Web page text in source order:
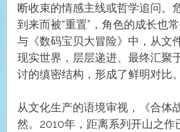
断收束的情感主线或哲学追问。
到来而被“重置”，角色的成长也
与《数码宝贝大冒险》中，从文
现实世界，层层递进、最终汇聚
讨的缜密结构，形成了鲜明对比。
从文化生产的语境审视，《合体
然。2010年，距离系列开山之作